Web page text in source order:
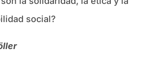
social?